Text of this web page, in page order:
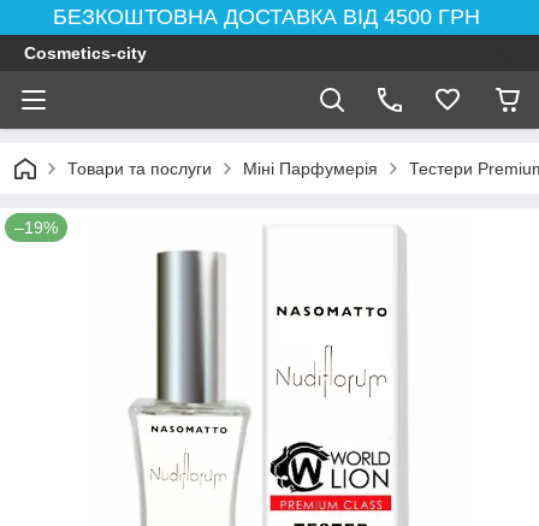
БЕЗКОШТОВНА ДОСТАВКА ВІД 4500 ГРН
Cosmetics-city
Товари та послуги Міні Парфумерія Тестери
–19%